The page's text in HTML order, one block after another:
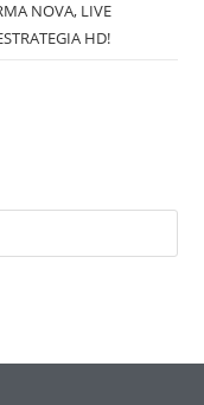
NOVA, LIVE
HD!